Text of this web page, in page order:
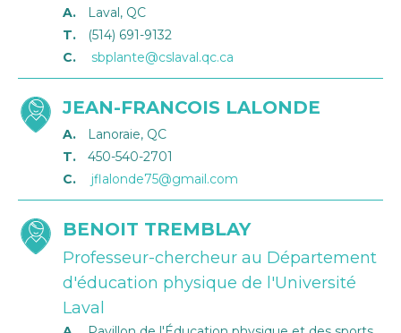
A.
Laval, QC
T.
(514) 691-9132
C.
sbplante@cslaval.qc.ca
JEAN-FRANCOIS LALONDE
A.
Lanoraie, QC
T.
450-540-2701
C.
jflalonde75@gmail.com
BENOIT TREMBLAY
Professeur-chercheur au Département
d'éducation physique de l'Université
Laval